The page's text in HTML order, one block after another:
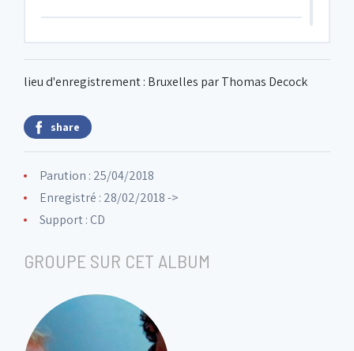
6. Almost Nine 1:33
8. Dawn 2:29
9. For Rik
10. Last One
11. Max!
lieu d'enregistrement : Bruxelles par Thomas Decock
share
Parution : 25/04/2018
Enregistré : 28/02/2018 ->
Support : CD
GROUPE SUR CET ALBUM